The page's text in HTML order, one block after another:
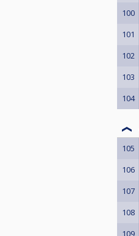
100
101
102
103
104
105
106
107
108
109